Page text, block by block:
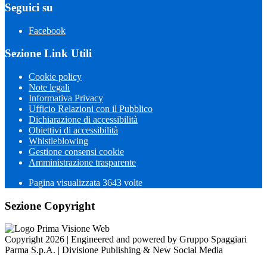
Seguici su
Facebook
Sezione Link Utili
Cookie policy
Note legali
Informativa Privacy
Ufficio Relazioni con il Pubblico
Dichiarazione di accessibilità
Obiettivi di accessibilità
Whistleblowing
Gestione consensi cookie
Amministrazione trasparente
Pagina visualizzata 3643 volte
Sezione Copyright
Copyright 2026 | Engineered and powered by Gruppo Spaggiari
Parma S.p.A. | Divisione Publishing & New Social Media